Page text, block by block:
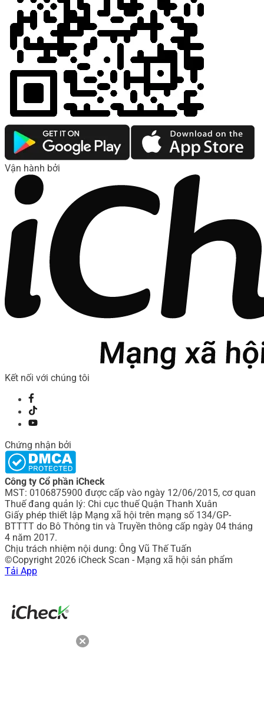
Vận hành bởi
Kết nối với chúng tôi
Chứng nhận bởi
Công ty Cổ phần iCheck
MST: 0106875900 được cấp vào ngày 12/06/2015, cơ quan
Thuế đang quản lý: Chi cục thuế Quận Thanh Xuân
Giấy phép thiết lập Mạng xã hội trên mạng số 134/GP-
BTTTT do Bô Thông tin và Truyền thông cấp ngày 04 tháng
4 năm 2017.
Chịu trách nhiệm nội dung: Ông Vũ Thế Tuấn
©Copyright 2026 iCheck Scan - Mạng xã hội sản phẩm
Tải App